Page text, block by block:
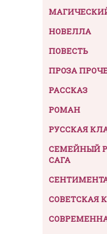
НОВЕЛЛА
ПОВЕСТЬ
ПРОЗА
РАССКАЗ
РОМАН
РУССКАЯ
СЕМЕЙНЫЙ
САГА
СОВЕТСКАЯ